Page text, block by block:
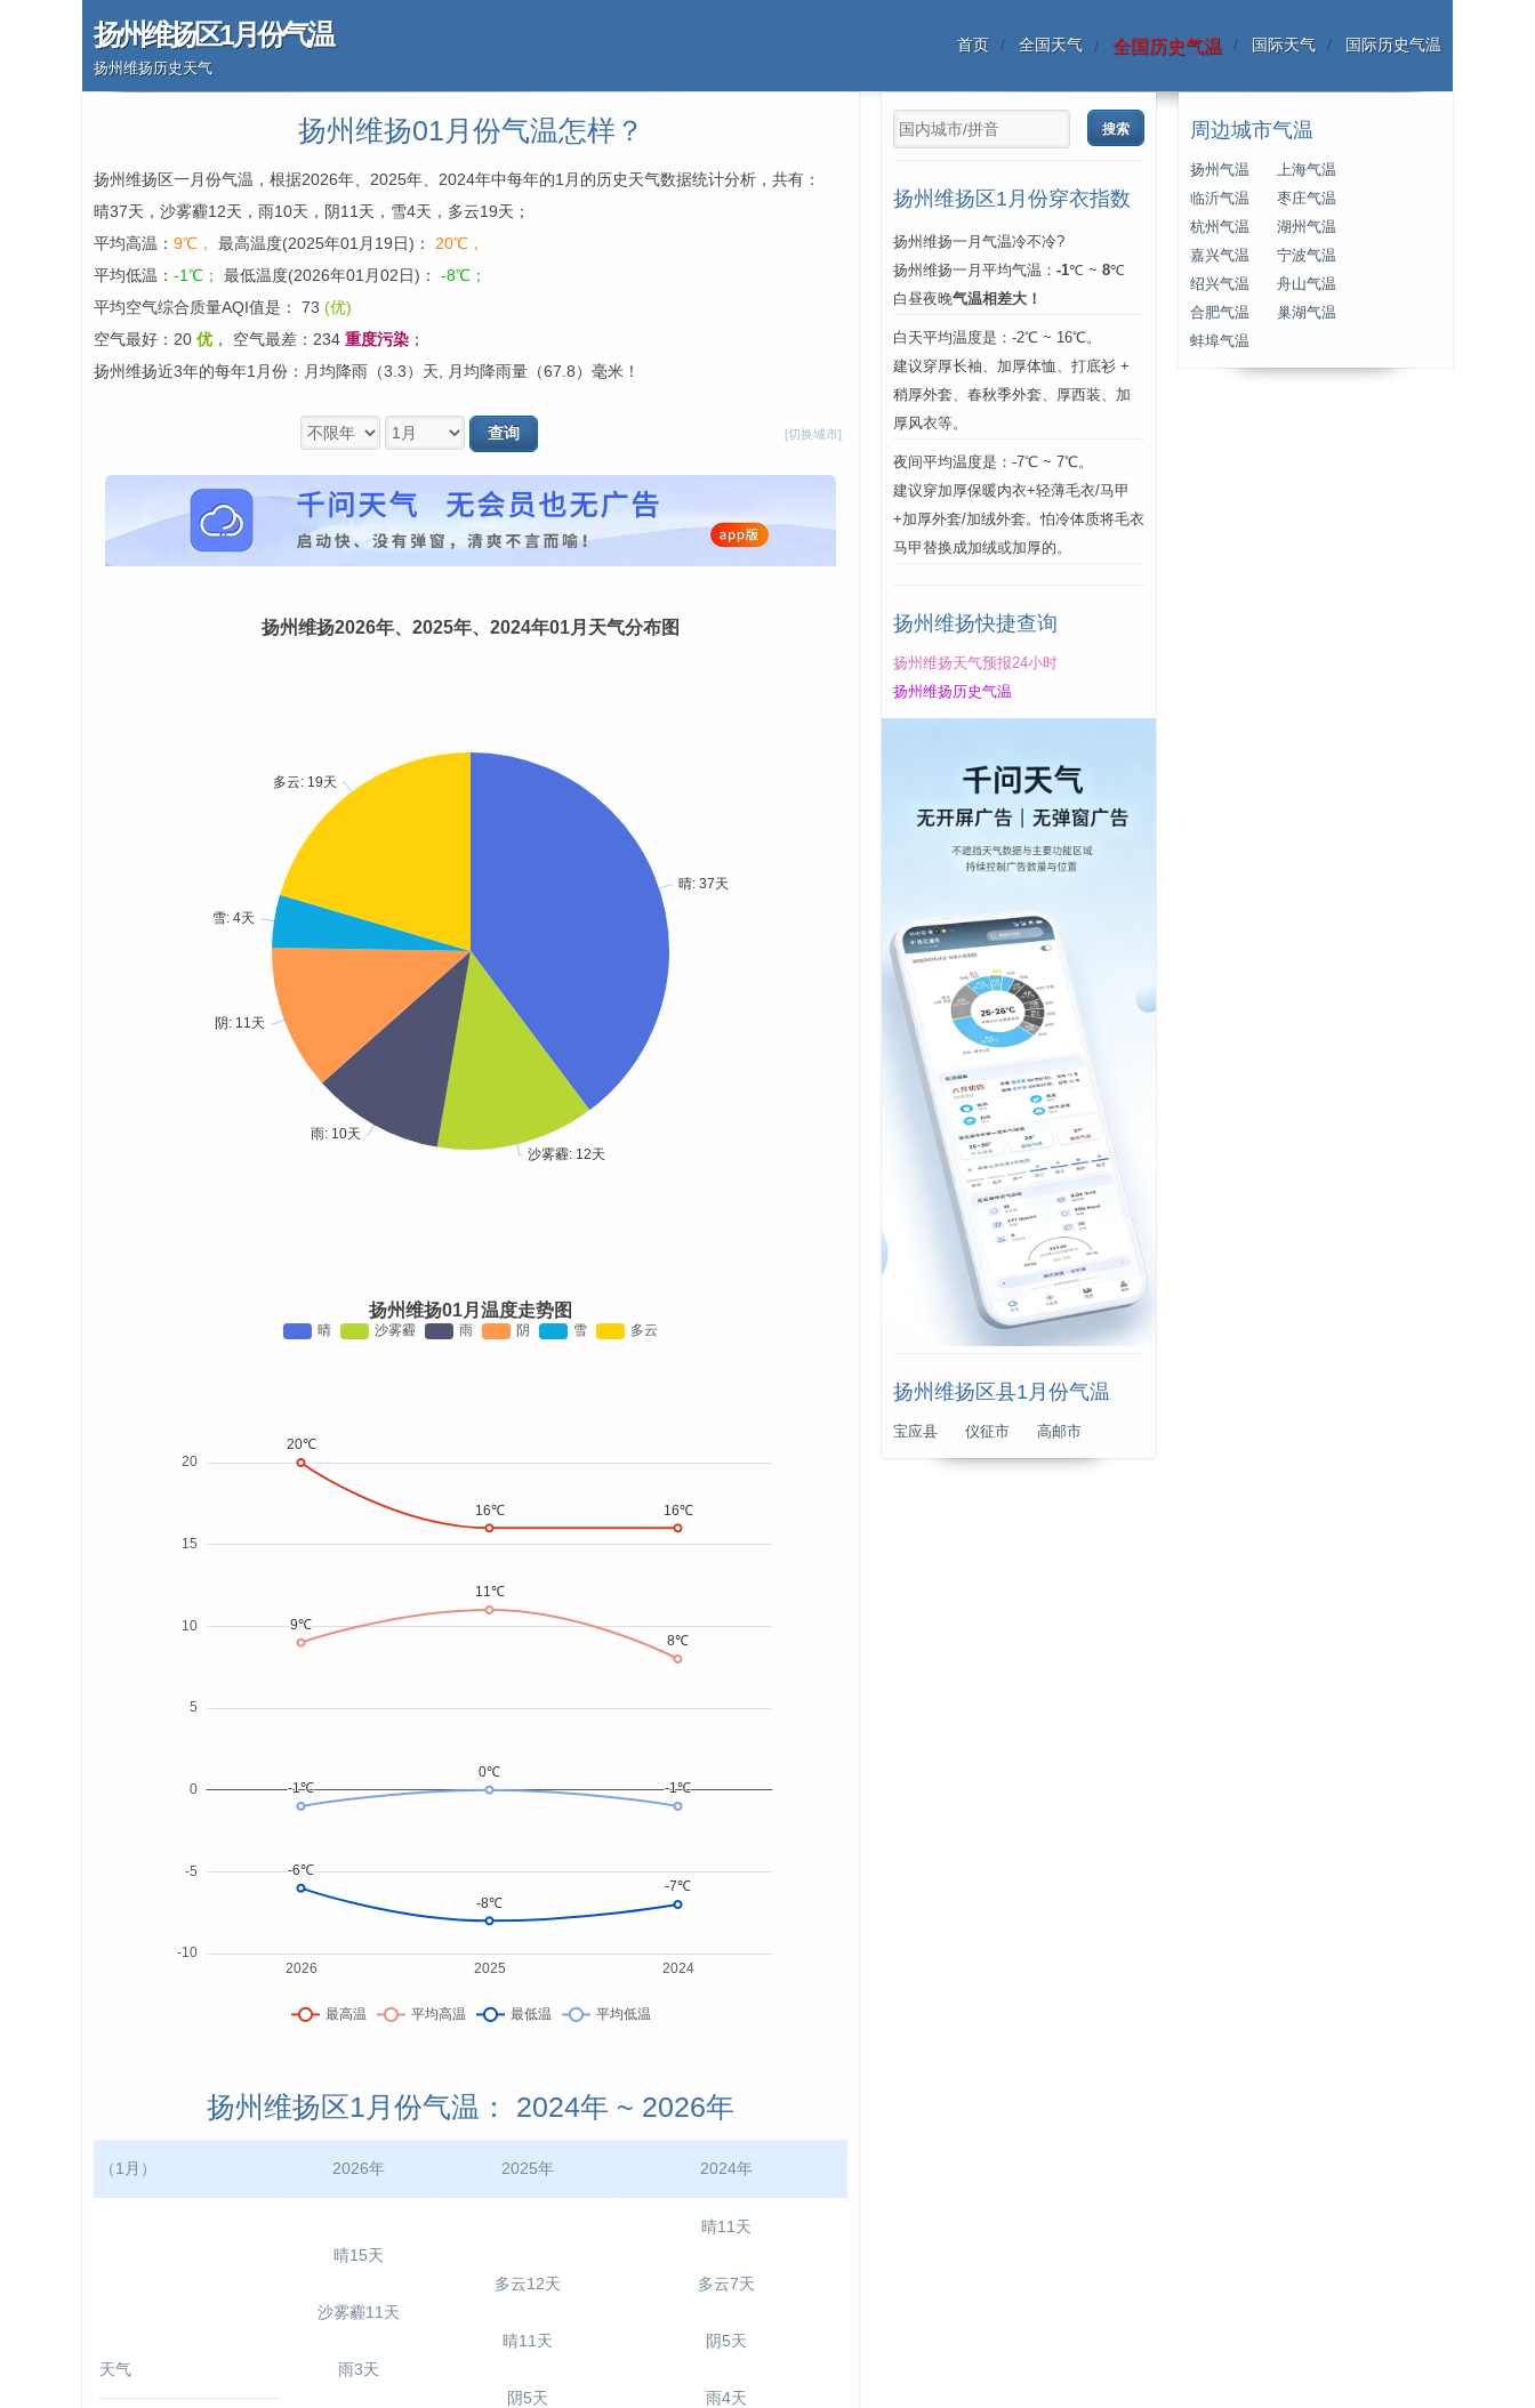
扬州维扬区1月份气温
扬州维扬历史天气
首页 全国天气 全国历史气温 国际天气 国际历史气温
扬州维扬01月份气温怎样？
扬州维扬区一月份气温，根据2026年、2025年、2024年中每年的1月的历史天气数据统计分析，共有：
晴37天，沙雾霾12天，雨10天，阴11天，雪4天，多云19天；
平均高温： 9℃， 最高温度(2025年01月19日)： 20℃，
平均低温： -1℃； 最低温度(2026年01月02日)： -8℃；
平均空气综合质量AQI值是： 73 (优)
空气最好：20 优， 空气最差：234 重度污染 ；
扬州维扬近3年的每年1月份：月均降雨（3.3）天, 月均降雨量（67.8）毫米！
[切换城市]
扬州维扬2026年、2025年、2024年01月天气分布图
扬州维扬01月温度走势图
扬州维扬区1月份气温： 2024年 ~ 2026年
（1月） 2026年 2025年 2024年
天气
晴15天
沙雾霾11天
雨3天
多云12天
晴11天
阴5天
晴11天
多云7天
阴5天
雨4天
扬州维扬区1月份穿衣指数
扬州维扬一月气温冷不冷?
扬州维扬一月平均气温： -1℃ ~ 8℃
白昼夜晚气温相差大！
白天平均温度是：-2℃ ~ 16℃。
建议穿厚长袖、加厚体恤、打底衫 +
稍厚外套、春秋季外套、厚西装、加
厚风衣等。
夜间平均温度是：-7℃ ~ 7℃。
建议穿加厚保暖内衣+轻薄毛衣/马甲
+加厚外套/加绒外套。怕冷体质将毛衣
马甲替换成加绒或加厚的。
扬州维扬快捷查询
扬州维扬天气预报24小时
扬州维扬历史气温
扬州维扬区县1月份气温
宝应县 仪征市 高邮市
周边城市气温
扬州气温
上海气温
临沂气温
枣庄气温
杭州气温
湖州气温
嘉兴气温
宁波气温
绍兴气温
舟山气温
合肥气温
巢湖气温
蚌埠气温